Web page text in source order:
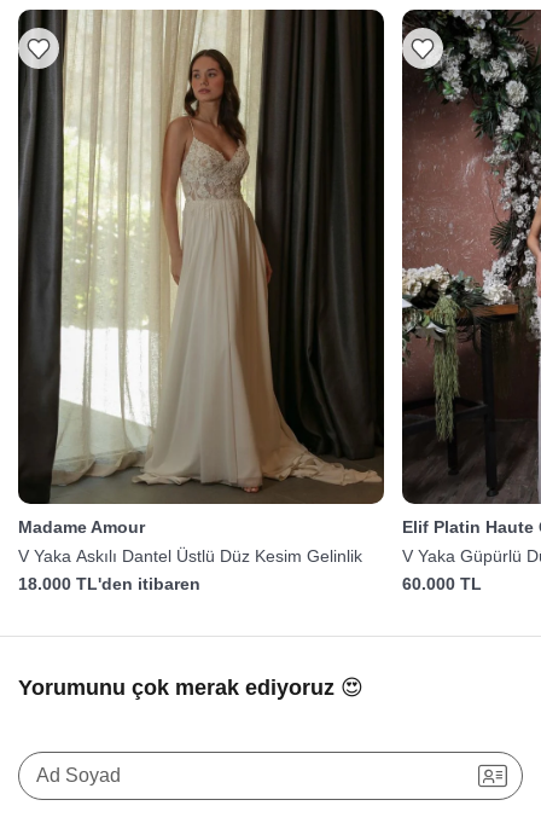
Madame Amour
V Yaka Askılı Dantel Üstlü Düz Kesim Gelinlik
18.000 TL'den itibaren
Elif Platin Haute
V Yaka Güpürlü
60.000 TL
Yorumunu çok merak ediyoruz 😍
Ad Soyad